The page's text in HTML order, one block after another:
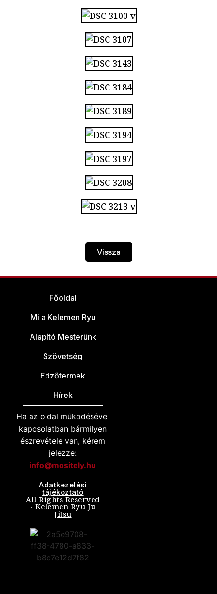
Vissza
Főoldal
Mi a Kelemen Ryu
Alapító Mesterünk
Szövetség
Edzőtermek
Hírek
Ha az oldal működésével
kapcsolatban bármilyen
észrevétele van, kérem
jelezze:
info@mositely.hu
Adatkezelési
tájékoztató
All Rights Reserved
- Kelemen Ryu Ju
Jitsu